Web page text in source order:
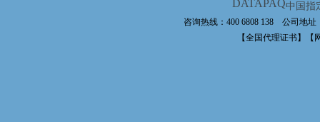
DATAPAQ中国
咨询热线：400 6808 138 公司
【全国代理证书】